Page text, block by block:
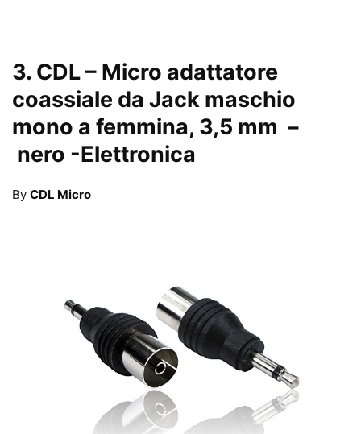
3. CDL – Micro adattatore
coassiale da Jack maschio
mono a femmina, 3,5 mm –
nero -Elettronica
By CDL Micro